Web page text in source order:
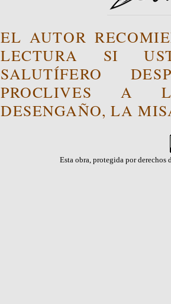
EL AUTOR
LECTURA SI
SALUTÍFERO
PROCLIVES A
DESENGAÑO, LA
Esta obra, protegida por derechos